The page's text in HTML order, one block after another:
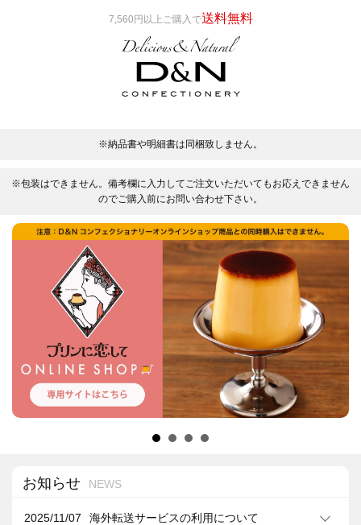
7,560円以上ご購入で送料無料
※納品書や明細書は同梱致しません。
※包装はできません。備考欄に入力してご注文いただいてもお応えできません
のでご購入前にお問い合わせ下さい。
お知らせ NEWS
2025/11/07 海外転送サービスの利用について